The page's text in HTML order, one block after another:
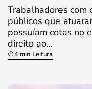
Trabalhadores com
públicos que
possuíam cotas no
direito ao…
4 min Leitura